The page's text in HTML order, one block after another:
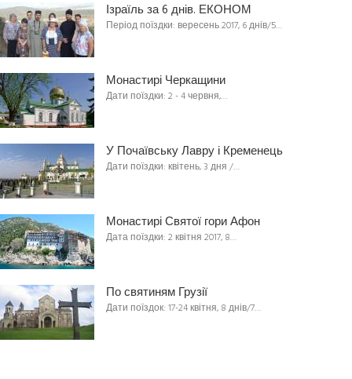
Ізраїль за 6 днів. ЕКОНОМ
Період поїздки: вересень 2017, 6 днів/5…
Монастирі Черкащини
Дати поїздки: 2 - 4 червня,…
У Почаївську Лавру і Кременець
Дати поїздки: квітень, 3 дня /…
Монастирі Святої гори Афон
Дата поїздки: 2 квітня 2017, 8…
По святиням Грузії
Дати поїздок: 17-24 квітня, 8 днів/7…